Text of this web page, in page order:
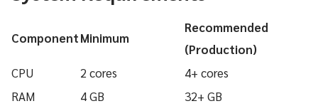
ComponentMinimum
Recommended
(Production)
CPU
2 cores
4+ cores
RAM
4 GB
32+ GB